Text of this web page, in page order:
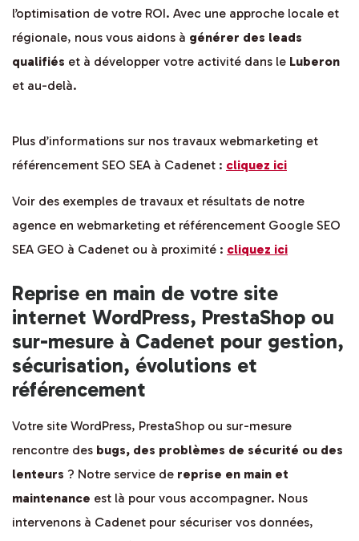
l’optimisation de votre ROI. Avec une approche locale et
régionale, nous vous aidons à générer des leads
qualifiés et à développer votre activité dans le Luberon
et au-delà.
Plus d’informations sur nos travaux webmarketing et
référencement SEO SEA à Cadenet : cliquez ici
Voir des exemples de travaux et résultats de notre
agence en webmarketing et référencement Google SEO
SEA GEO à Cadenet ou à proximité : cliquez ici
Reprise en main de votre site
internet WordPress, PrestaShop ou
sur-mesure à Cadenet pour gestion,
sécurisation, évolutions et
référencement
Votre site WordPress, PrestaShop ou sur-mesure
rencontre des bugs, des problèmes de sécurité ou des
lenteurs ? Notre service de reprise en main et
maintenance est là pour vous accompagner. Nous
intervenons à Cadenet pour sécuriser vos données,